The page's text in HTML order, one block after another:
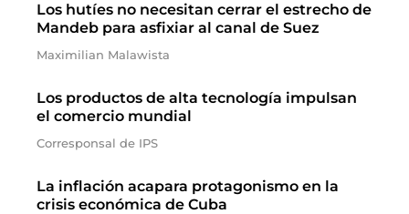
Los hutíes no necesitan cerrar el estrecho de
Mandeb para asfixiar al canal de Suez
Maximilian Malawista
Los productos de alta tecnología impulsan
el comercio mundial
Corresponsal de IPS
La inflación acapara protagonismo en la
crisis económica de Cuba